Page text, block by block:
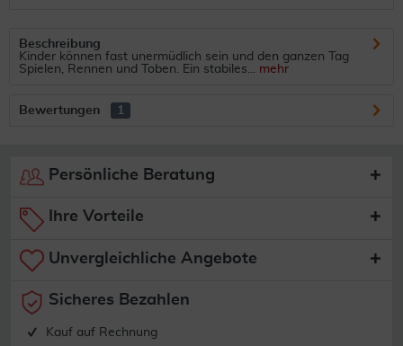
Beschreibung
Kinder können fast unermüdlich sein und den ganzen Tag
Spielen, Rennen und Toben. Ein stabiles... mehr
Bewertungen 1
Persönliche Beratung
Ihre Vorteile
Unvergleichliche Angebote
Sicheres Bezahlen
Kauf auf Rechnung